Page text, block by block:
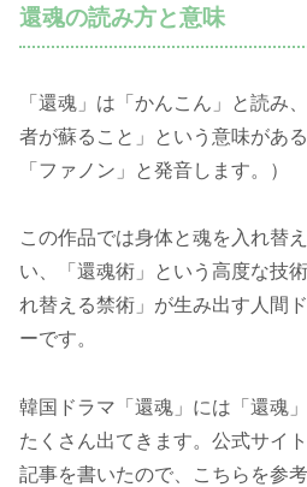
還魂の読み方と意味
「還魂」は「かんこん」と読み
者が蘇ること」という意味があ
「ファノン」と発音します。）
この作品では身体と魂を入れ替
い、「還魂術」という高度な技
れ替える禁術」が生み出す人間
ーです。
韓国ドラマ「還魂」には「還魂
たくさん出てきます。公式サイ
記事を書いたので、こちらを参